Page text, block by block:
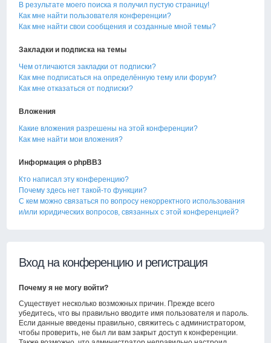
В результате моего поиска я получил пустую страницу!
Как мне найти пользователя конференции?
Как мне найти свои сообщения и созданные мной темы?
Закладки и подписка на темы
Чем отличаются закладки от подписки?
Как мне подписаться на определённую тему или форум?
Как мне отказаться от подписки?
Вложения
Какие вложения разрешены на этой конференции?
Как мне найти мои вложения?
Информация о phpBB3
Кто написал эту конференцию?
Почему здесь нет такой-то функции?
С кем можно связаться по вопросу некорректного использования
и/или юридических вопросов, связанных с этой конференцией?
Вход на конференцию и регистрация
Почему я не могу войти?
Существует несколько возможных причин. Прежде всего
убедитесь, что вы правильно вводите имя пользователя и пароль.
Если данные введены правильно, свяжитесь с администратором,
чтобы проверить, не был ли вам закрыт доступ к конференции.